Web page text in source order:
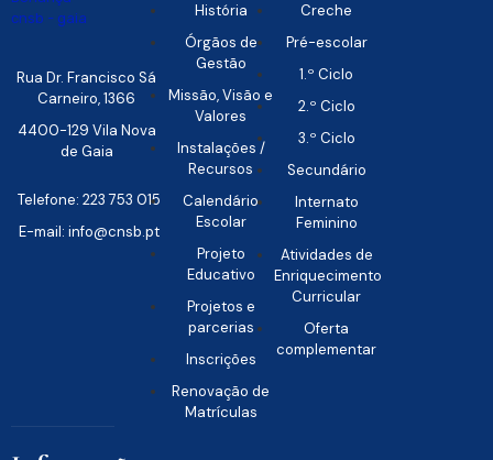
Rua Dr. Francisco Sá
Carneiro, 1366
4400-129 Vila Nova
de Gaia
Telefone: 223 753 015
E-mail: info@cnsb.pt
História
Órgãos de
Gestão
Missão, Visão e
Valores
Instalações /
Recursos
Calendário
Escolar
Projeto
Educativo
Projetos e
parcerias
Inscrições
Renovação de
Matrículas
Creche
Pré-escolar
1.º Ciclo
2.º Ciclo
3.º Ciclo
Secundário
Internato
Feminino
Atividades de
Enriquecimento
Curricular
Oferta
complementar